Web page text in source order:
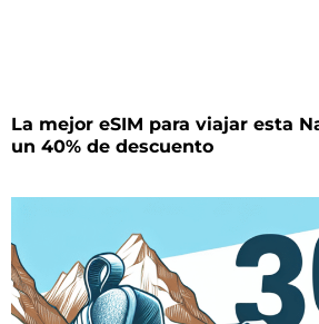
La mejor eSIM para viajar esta
un 40% de descuento